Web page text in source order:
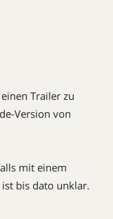
Trailer zu
Version von
mit einem
bis dato unklar.